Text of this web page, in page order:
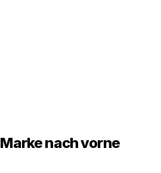
Markenach vorne